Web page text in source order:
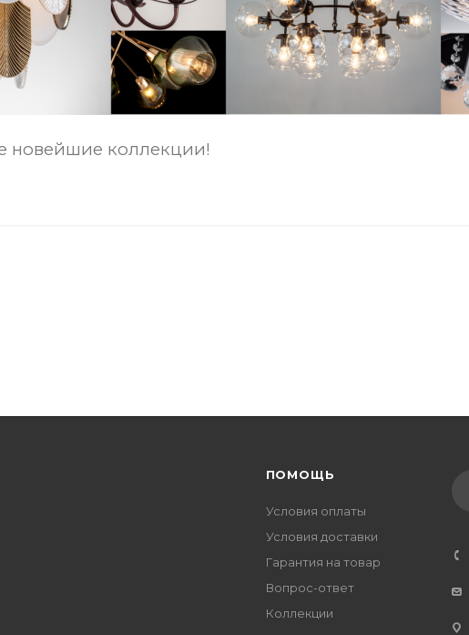
новейшие коллекции!
ПОМОЩЬ
Условия оплаты
Условия доставки
Гарантия на товар
Вопрос-ответ
Коллекции